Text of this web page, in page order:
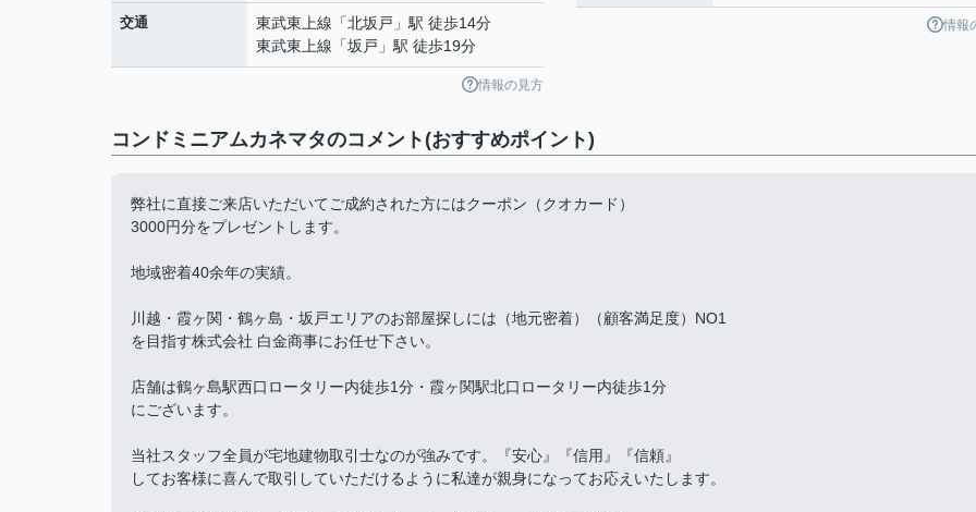
交通 東武東上線 「北坂戸 」駅 徒歩14分
東武東上線 「坂戸 」駅 徒歩19分
情報の見方
情報
コンドミニアムカネマタのコメント(おすすめポイント)
弊社に直接ご来店いただいてご成約された方にはクーポン（クオカード）
3000円分をプレゼントします。
地域密着40余年の実績。
川越・霞ヶ関・鶴ヶ島・坂戸エリアのお部屋探しには（地元密着）（顧客満足度）NO1
を目指す株式会社 白金商事にお任せ下さい。
店舗は鶴ヶ島駅西口ロータリー内徒歩1分・霞ヶ関駅北口ロータリー内徒歩1分
にございます。
当社スタッフ全員が宅地建物取引士なのが強みです。『安心』『信用』『信頼』
してお客様に喜んで取引していただけるように私達が親身になってお応えいたします。